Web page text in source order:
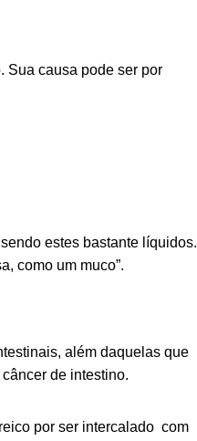
Sua causa pode ser por
estes bastante líquidos.
como um muco”.
além daquelas que
de intestino.
por ser intercalado com